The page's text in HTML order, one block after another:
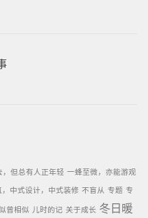
，但总有人正年轻 一蜂至微，亦能游观
，中式设计，中式装修 不盲从 专题 专
曾相似 儿时的记 关于成长 冬日暖